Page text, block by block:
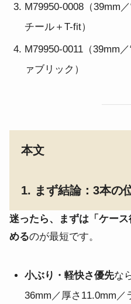
M79950-0008（39mm
チール＋T-fit）
M79950-0011（39mm
ァブリック）
本文
1. まず結論：3本の
迷ったら、まずは「ケー
めるのが最短です。
小ぶり・軽快さ優先な
36mm／厚さ11.0mm／